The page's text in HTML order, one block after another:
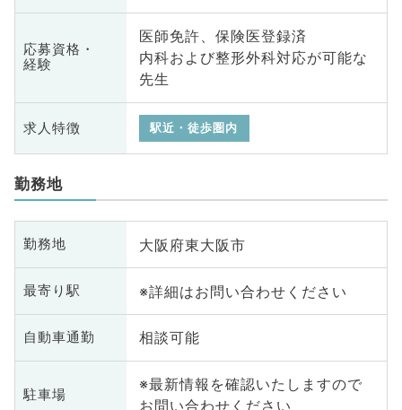
応募資格・
経験
医師免許、保険医登録済
内科および整形外科対応が可能な
先生
求人特徴 駅近・徒歩圏内
勤務地
勤務地 大阪府東大阪市
最寄り駅 ※詳細はお問い合わせください
自動車通勤 相談可能
駐車場
※最新情報を確認いたしますので
お問い合わせください